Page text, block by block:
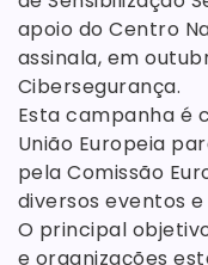
apoio do Centro
assinala, em
Cibersegurança.
Esta campanha é
União Europeia
pela Comissão
diversos eventos
O principal
e organizações